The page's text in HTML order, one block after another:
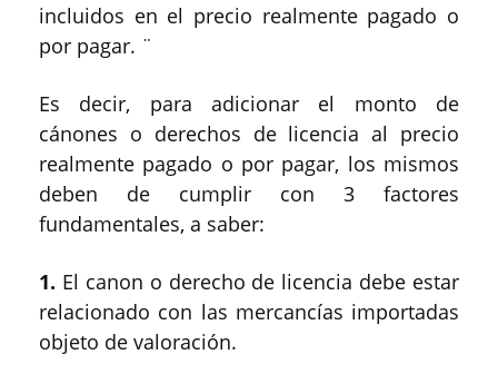
incluidos en el precio realmente pagado o
por pagar. ¨
Es decir, para adicionar el monto de
cánones o derechos de licencia al precio
realmente pagado o por pagar, los mismos
deben de cumplir con 3 factores
fundamentales, a saber:
1. El canon o derecho de licencia debe estar
relacionado con las mercancías importadas
objeto de valoración.